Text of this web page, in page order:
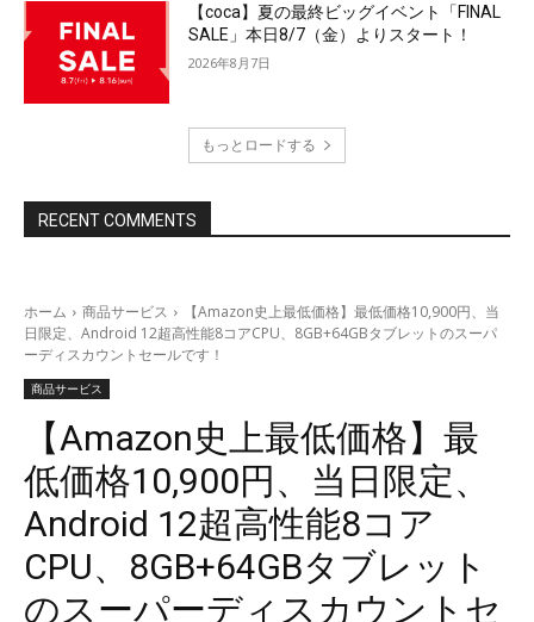
【coca】夏の最終ビッグイベント「FINAL
SALE」本日8/7（金）よりスタート！
2026年8月7日
もっとロードする
RECENT COMMENTS